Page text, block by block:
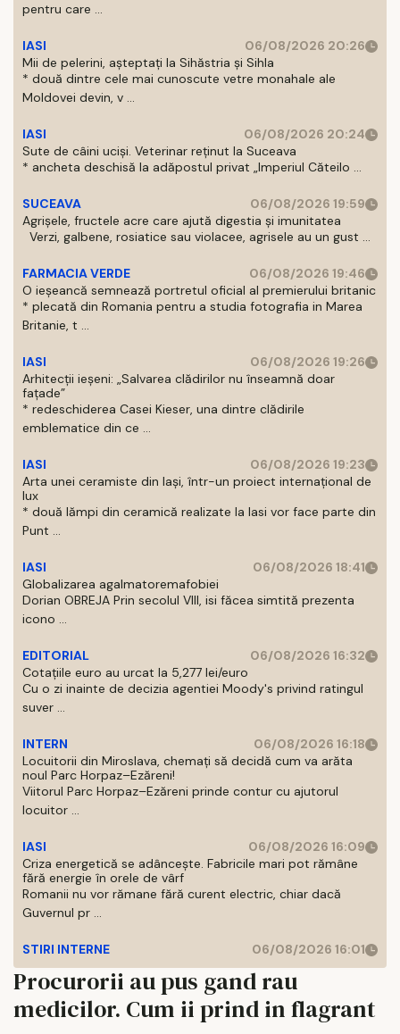
pentru care ...
IASI
06/08/2026 20:26
Mii de pelerini, așteptați la Sihăstria și Sihla
* două dintre cele mai cunoscute vetre monahale ale
Moldovei devin, v ...
IASI
06/08/2026 20:24
Sute de câini uciși. Veterinar reținut la Suceava
* ancheta deschisă la adăpostul privat „Imperiul Căteilo ...
SUCEAVA
06/08/2026 19:59
Agrișele, fructele acre care ajută digestia și imunitatea
Verzi, galbene, rosiatice sau violacee, agrisele au un gust ...
FARMACIA VERDE
06/08/2026 19:46
O ieșeancă semnează portretul oficial al premierului britanic
* plecată din Romania pentru a studia fotografia in Marea
Britanie, t ...
IASI
06/08/2026 19:26
Arhitecții ieșeni: „Salvarea clădirilor nu înseamnă doar
fațade”
* redeschiderea Casei Kieser, una dintre clădirile
emblematice din ce ...
IASI
06/08/2026 19:23
Arta unei ceramiste din Iași, într-un proiect internațional de
lux
* două lămpi din ceramică realizate la Iasi vor face parte din
Punt ...
IASI
06/08/2026 18:41
Globalizarea agalmatoremafobiei
Dorian OBREJA Prin secolul VIII, isi făcea simtită prezenta
icono ...
EDITORIAL
06/08/2026 16:32
Cotațiile euro au urcat la 5,277 lei/euro
Cu o zi inainte de decizia agentiei Moody's privind ratingul
suver ...
INTERN
06/08/2026 16:18
Locuitorii din Miroslava, chemați să decidă cum va arăta
noul Parc Horpaz–Ezăreni!
Viitorul Parc Horpaz–Ezăreni prinde contur cu ajutorul
locuitor ...
IASI
06/08/2026 16:09
Criza energetică se adâncește. Fabricile mari pot rămâne
fără energie în orele de vârf
Romanii nu vor rămane fără curent electric, chiar dacă
Guvernul pr ...
STIRI INTERNE 06/08/2026 16:01
Procurorii au pus gand rau
medicilor. Cum ii prind in flagrant